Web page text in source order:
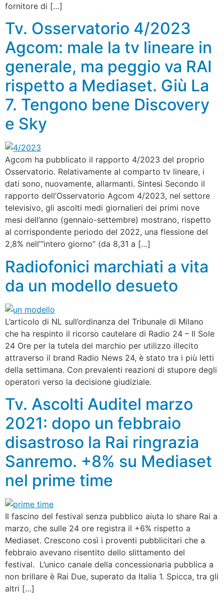
fornitore di […]
Tv. Osservatorio 4/2023
Agcom: male la tv lineare in
generale, ma peggio va RAI
rispetto a Mediaset. Giù La
7. Tengono bene Discovery
e Sky
Agcom ha pubblicato il rapporto 4/2023 del proprio
Osservatorio. Relativamente al comparto tv lineare, i
dati sono, nuovamente, allarmanti. Sintesi Secondo il
rapporto dell’Osservatorio Agcom 4/2023, nel settore
televisivo, gli ascolti medi giornalieri dei primi nove
mesi dell’anno (gennaio-settembre) mostrano, rispetto
al corrispondente periodo del 2022, una flessione del
2,8% nell’“intero giorno” (da 8,31 a […]
Radiofonici marchiati a vita
da un modello desueto
L’articolo di NL sull’ordinanza del Tribunale di Milano
che ha respinto il ricorso cautelare di Radio 24 – Il Sole
24 Ore per la tutela del marchio per utilizzo illecito
attraverso il brand Radio News 24, è stato tra i più letti
della settimana. Con prevalenti reazioni di stupore degli
operatori verso la decisione giudiziale.
Tv. Ascolti Auditel marzo
2021: dopo un febbraio
disastroso la Rai ringrazia
Sanremo. +8% su Mediaset
nel prime time
Il fascino del festival senza pubblico aiuta lo share Rai a
marzo, che sulle 24 ore registra il +6% rispetto a
Mediaset. Crescono così i proventi pubblicitari che a
febbraio avevano risentito dello slittamento del
festival. L’unico canale della concessionaria pubblica a
non brillare è Rai Due, superato da Italia 1. Spicca, tra gli
altri […]